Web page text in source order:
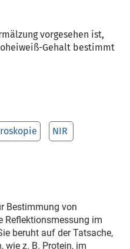
vorgesehen ist,
Gehalt bestimmt
NIR
Bestimmung von
Reflektionsmessung im
beruht auf der Tatsache,
wie z. B. Protein, im